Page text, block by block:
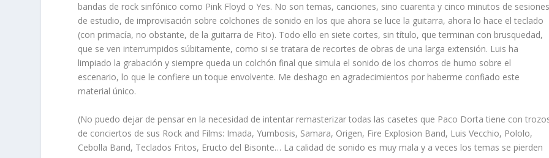
bandas de rock sinfónico como Pink Floyd o Yes. No son temas, canciones, sino cuarenta y cinco minutos de
de estudio, de improvisación sobre colchones de sonido en los que ahora se luce la guitarra, ahora lo hace el teclado
(con primacía, no obstante, de la guitarra de Fito). Todo ello en siete cortes, sin título, que terminan con brusquedad,
que se ven interrumpidos súbitamente, como si se tratara de recortes de obras de una larga extensión. Luis ha
limpiado la grabación y siempre queda un colchón final que simula el sonido de los chorros de humo sobre el
escenario, lo que le confiere un toque envolvente. Me deshago en agradecimientos por haberme confiado este
material único.
(No puedo dejar de pensar en la necesidad de intentar remasterizar todas las casetes que Paco Dorta tiene con
de conciertos de sus Rock and Films: Imada, Yumbosis, Samara, Origen, Fire Explosion Band, Luis Vecchio, Pololo,
Cebolla Band, Teclados Fritos, Eructo del Bisonte… La calidad de sonido es muy mala y a veces los temas se pierden